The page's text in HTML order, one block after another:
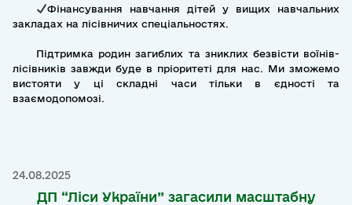
Фінансування навчання дітей у вищих навчальних
закладах на лісівничих спеціальностях.
Підтримка родин загиблих та зниклих безвісти воїнів-
лісівників завжди буде в пріоритеті для нас. Ми зможемо
вистояти у ці складні часи тільки в єдності та
взаємодопомозі.
24.08.2025
ДП “Ліси України” загасили масштабну